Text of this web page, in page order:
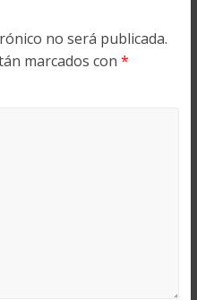
no será publicada.
marcados con *